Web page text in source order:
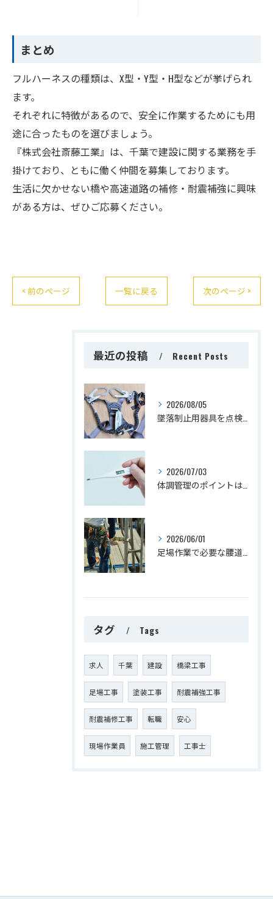
まとめ
フルハーネスの種類は、X型・Y型・H型などが挙げられ
ます。
それぞれに特徴があるので、安全に作業するためにも用
途に合ったものを選びましょう。
『株式会社斎藤工業』は、千葉で建設に関する業務を手
掛けており、ともに働く仲間を募集しております。
生活に欠かせない橋や高速道路の補修・耐震補強に興味
がある方は、ぜひご応募ください。
< 前のページ 一覧に戻る 次のページ >
最近の投稿 Recent Posts
2026/08/05
墜落制止用器具を点検するタイミングは？
2026/07/03
体調管理のポイントは？
2026/06/01
足場作業で必要な腰道具をご紹介
タグ Tags
求人 千葉 建設 橋梁工事
足場工事 塗装工事 耐震補強工事
耐震補修工事 転職 安心
現場作業員 施工管理 工事士